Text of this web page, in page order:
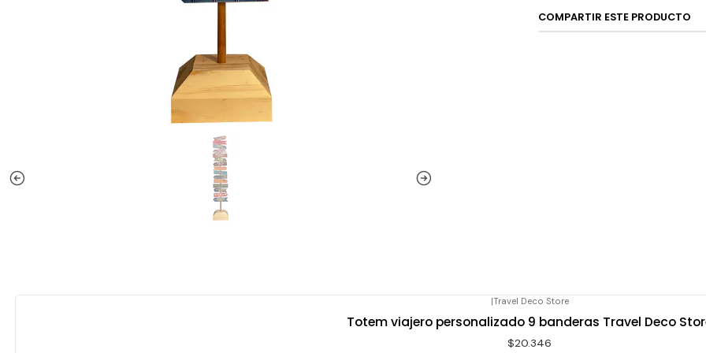
COMPARTIR ESTE PRODUCTO
|Travel Deco Store
Totem viajero personalizado 9 banderas Travel Deco
$20.346